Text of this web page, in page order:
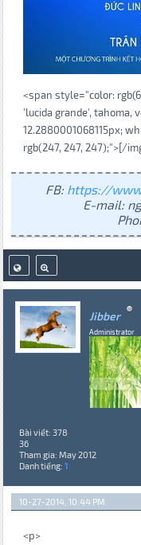
<span style="color:
'lucida grande', tahoma,
12.2880001068115px;
rgb(247, 247, 247);">[/
FB: https://
E-mail:
Jibber
Administrator
Bài viết: 378
36
Tham gia: May 2012
Danh tiếng: 1
10-27-2014, 10:44 PM
<p>